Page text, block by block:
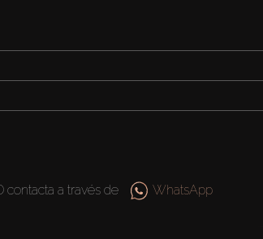
contacta a través de WhatsApp